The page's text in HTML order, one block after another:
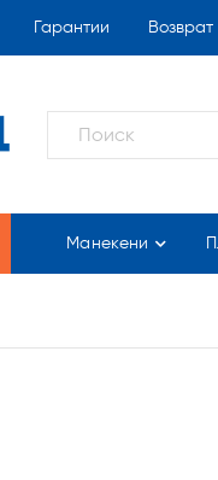
Гарантии Возврат
Манекени